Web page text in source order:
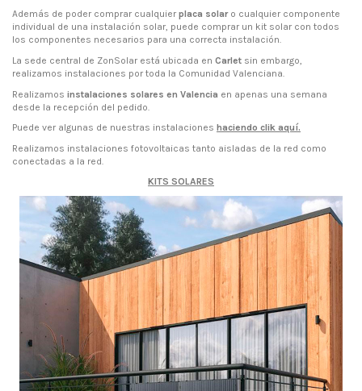
Además de poder comprar cualquier placa solaro cualquier componente
individual de una instalación solar, puede comprar un kit solar con todos
los componentes necesarios para una correcta instalación.
La sede central de ZonSolar está ubicada en Carlet sin embargo,
realizamos instalaciones por toda la Comunidad Valenciana.
Realizamos instalaciones solares en Valencia en apenas una semana
desde la recepción del pedido.
Puede ver algunas de nuestras instalaciones haciendo clik aquí.
Realizamos instalaciones fotovoltaicas tanto aisladas de la red como
conectadas a la red.
KITS SOLARES